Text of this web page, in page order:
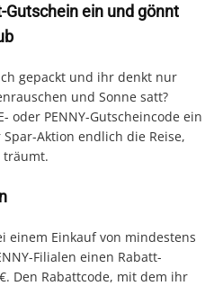
Gutschein ein und gönnt
gepackt und ihr denkt nur
und Sonne satt?
oder PENNY-Gutscheincode ein
Aktion endlich die Reise,
träumt.
einem Einkauf von mindestens
Filialen einen Rabatt-
Den Rabattcode, mit dem ihr